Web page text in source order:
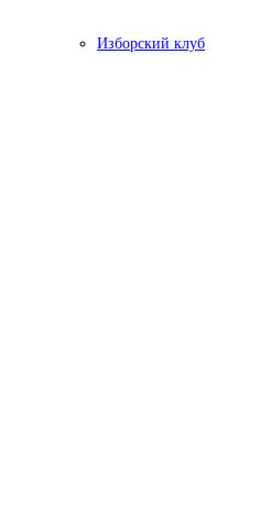
Изборский клуб